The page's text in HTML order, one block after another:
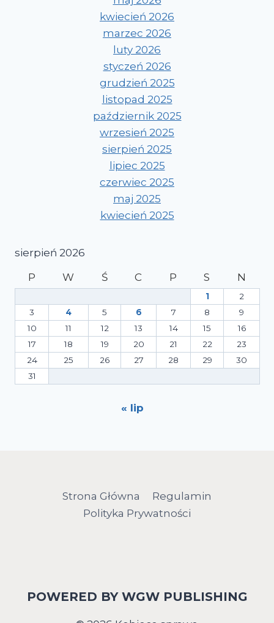
kwiecień 2026
marzec 2026
luty 2026
styczeń 2026
grudzień 2025
listopad 2025
październik 2025
wrzesień 2025
sierpień 2025
lipiec 2025
czerwiec 2025
maj 2025
kwiecień 2025
sierpień 2026
P
W Ś C P S N
1
2
3
4 5 6 7 8
9
10
11 12 13 14 15
16
17
18 19 20 21 22
23
24
25 26 27 28 29
30
31
« lip
Strona Główna
Regulamin
Polityka Prywatności
POWERED BY WGW PUBLISHING